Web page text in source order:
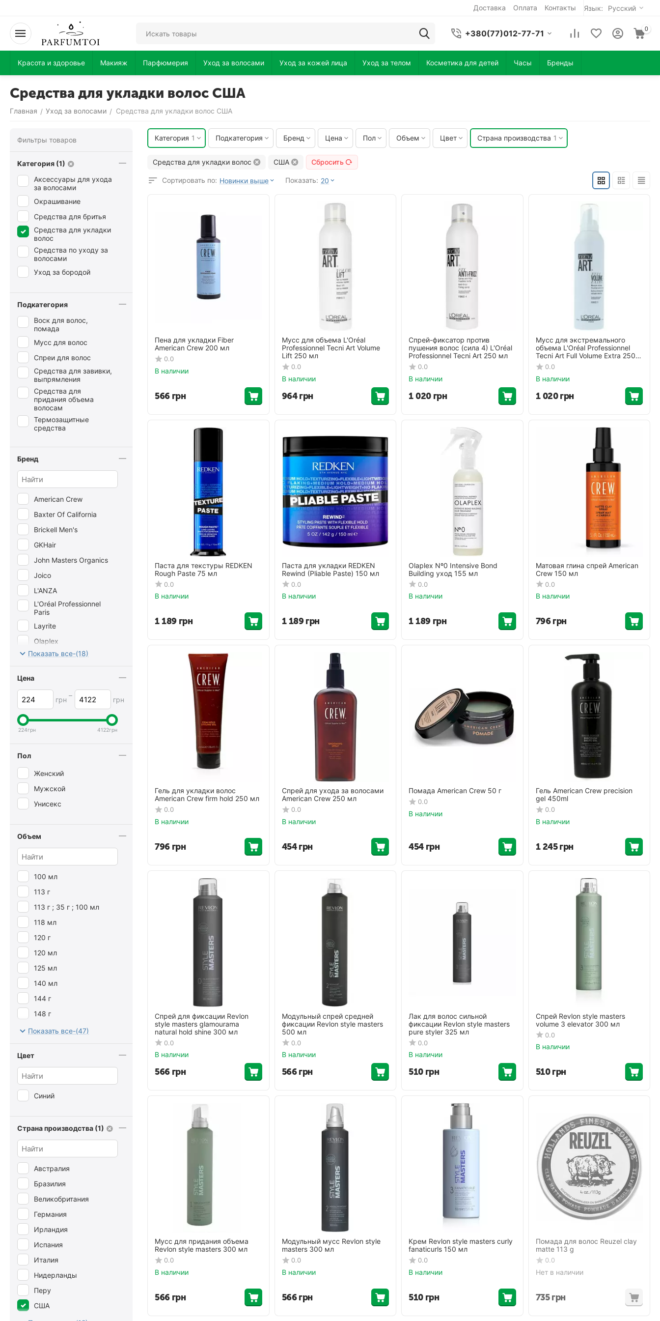
Язык: Русский
Доставка Оплата Контакты
+380(77)012-77-71 0
Красота и здоровье Макияж Парфюмерия Уход за волосами Уход за кожей лица Уход за телом Косметика для детей Часы Бренды
Средства для укладки волос США
Главная / Уход за волосами / Средства для укладки волос США
Категория 1 Подкатегория Бренд Цена Пол Объем Цвет Страна производства 1
Средства для укладки волос США Сбросить
Сортировать по: Новинки выше Показать: 20
Пена для укладки Fiber
American Crew 200 мл
0.0
В наличии
566 грн
Мусс для объема L'Oréal
Professionnel Tecni Art Volume
Lift 250 мл
0.0
В наличии
964 грн
Спрей-фиксатор против
пушения волос (сила 4) L'Oréal
Professionnel Tecni Art 250 мл
0.0
В наличии
1 020 грн
Мусс для экстремального
объема L'Oréal Professionnel
Tecni Art Full Volume Extra 250
мл
0.0
В наличии
1 020 грн
Паста для текстуры REDKEN
Rough Paste 75 мл
0.0
В наличии
1 189 грн
Паста для укладки REDKEN
Rewind (Pliable Paste) 150 мл
0.0
В наличии
1 189 грн
Olaplex Nº0 Intensive Bond
Building уход 155 мл
0.0
В наличии
1 189 грн
Матовая глина спрей American
Crew 150 мл
0.0
В наличии
796 грн
Гель для укладки волос
American Crew firm hold 250 мл
0.0
В наличии
796 грн
Спрей для ухода за волосами
American Crew 250 мл
0.0
В наличии
454 грн
Помада American Crew 50 г
0.0
В наличии
454 грн
Гель American Crew precision
gel 450ml
0.0
В наличии
1 245 грн
Спрей для фиксации Revlon
style masters glamourama
natural hold shine 300 мл
0.0
В наличии
566 грн
Модульный спрей средней
фиксации Revlon style masters
500 мл
0.0
В наличии
566 грн
Лак для волос сильной
фиксации Revlon style masters
pure styler 325 мл
0.0
В наличии
510 грн
Спрей Revlon style masters
volume 3 elevator 300 мл
0.0
В наличии
510 грн
Мусс для придания объема
Revlon style masters 300 мл
0.0
В наличии
566 грн
Модульный мусс Revlon style
masters 300 мл
0.0
В наличии
566 грн
Крем Revlon style masters curly
fanaticurls 150 мл
0.0
В наличии
510 грн
Помада для волос Reuzel clay
matte 113 g
0.0
Нет в наличии
735 грн
Фильтры товаров
Категория (1)
Аксессуары для ухода
за волосами
Окрашивание
Средства для бритья
Средства для укладки
волос
Средства по уходу за
волосами
Уход за бородой
Подкатегория
Воск для волос,
помада
Мусс для волос
Спреи для волос
Средства для завивки,
выпрямления
Средства для
придания объема
волосам
Термозащитные
средства
Бренд
American Crew
Baxter Of California
Brickell Men's
GKHair
John Masters Organics
Joico
L'ANZA
L'Oréal Professionnel
Paris
Layrite
Olaplex
Original Sprout
Reuzel
Revlon
Sebastian
Показать все-(18)
Цена
грн – грн
224грн 4122грн
Пол
Женский
Мужской
Унисекс
Объем
100 мл
113 г
113 г ; 35 г ; 100 мл
118 мл
120 г
120 мл
125 мл
140 мл
144 г
148 г
15 г
155 мл
237 мл
238 мл
240 мл
250 мл
266 мл
27,5 г
3.5 г
30 г
30 мл
300 мл
325 мл
Показать все-(47)
Цвет
Синий
Страна производства (1)
Австралия
Бразилия
Великобритания
Германия
Ирландия
Испания
Италия
Нидерланды
Перу
США